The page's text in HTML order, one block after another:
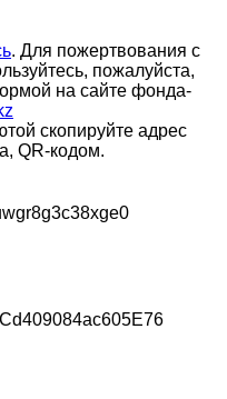
. Для пожертвования с
пожалуйста,
на сайте фонда-
скопируйте адрес
QR-кодом.